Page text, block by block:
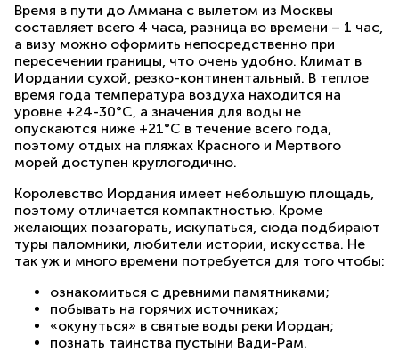
Время в пути до Аммана с вылетом из Москвы
составляет всего 4 часа, разница во времени – 1 час,
а визу можно оформить непосредственно при
пересечении границы, что очень удобно. Климат в
Иордании сухой, резко-континентальный. В теплое
время года температура воздуха находится на
уровне +24-30°C, а значения для воды не
опускаются ниже +21°C в течение всего года,
поэтому отдых на пляжах Красного и Мертвого
морей доступен круглогодично.
Королевство Иордания имеет небольшую площадь,
поэтому отличается компактностью. Кроме
желающих позагорать, искупаться, сюда подбирают
туры паломники, любители истории, искусства. Не
так уж и много времени потребуется для того чтобы:
ознакомиться с древними памятниками;
побывать на горячих источниках;
«окунуться» в святые воды реки Иордан;
познать таинства пустыни Вади-Рам.